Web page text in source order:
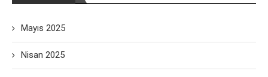
Mayıs 2025
Nisan 2025